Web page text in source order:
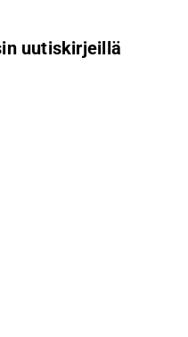
uutiskirjeillä